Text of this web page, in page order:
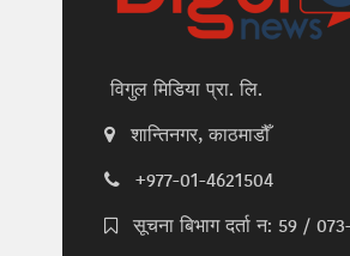
विगुल मिडिया प्रा. लि.
शान्तिनगर, काठमाडौँ
+977-01-4621504
सूचना बिभाग दर्ता न: 59 /